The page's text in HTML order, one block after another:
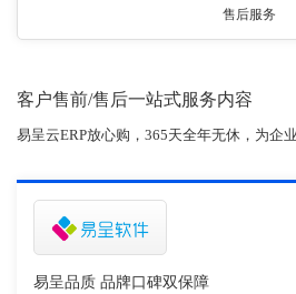
售后服务
客户售前/售后一站式服务内容
易呈云ERP放心购，365天全年无休，为企
易呈品质 品牌口碑双保障